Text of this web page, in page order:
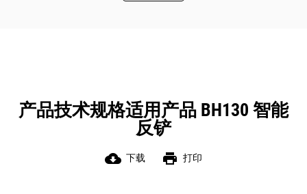
产品技术规格适用产品 BH130 智能
反铲
cloud_download 下载 print 打印